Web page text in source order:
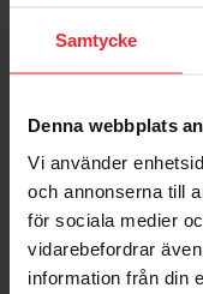
Samtycke
Denna webbplats
Vi använder
och annonserna till
för sociala medier
vidarebefordrar
information från din
Bliv den første, der